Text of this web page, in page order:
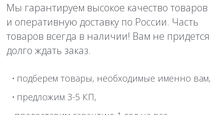
Мы гарантируем высокое качество товаров
и оперативную доставку по России. Часть
товаров всегда в наличии! Вам не придется
долго ждать заказ.
подберем товары, необходимые именно вам,
предложим 3-5 КП,